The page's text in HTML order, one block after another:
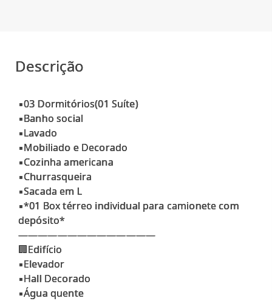
Descrição
▪️03 Dormitórios(01 Suíte)
▪️Banho social
▪️Lavado
▪️Mobiliado e Decorado
▪️Cozinha americana
▪️Churrasqueira
▪️Sacada em L
▪️*01 Box térreo individual para camionete com
depósito*
——————————————
🏢Edifício
▪️Elevador
▪️Hall Decorado
▪️Água quente